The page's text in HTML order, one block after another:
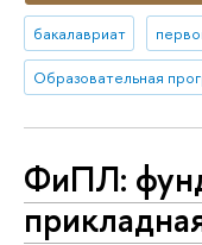
бакалавриат
ФиПЛ: